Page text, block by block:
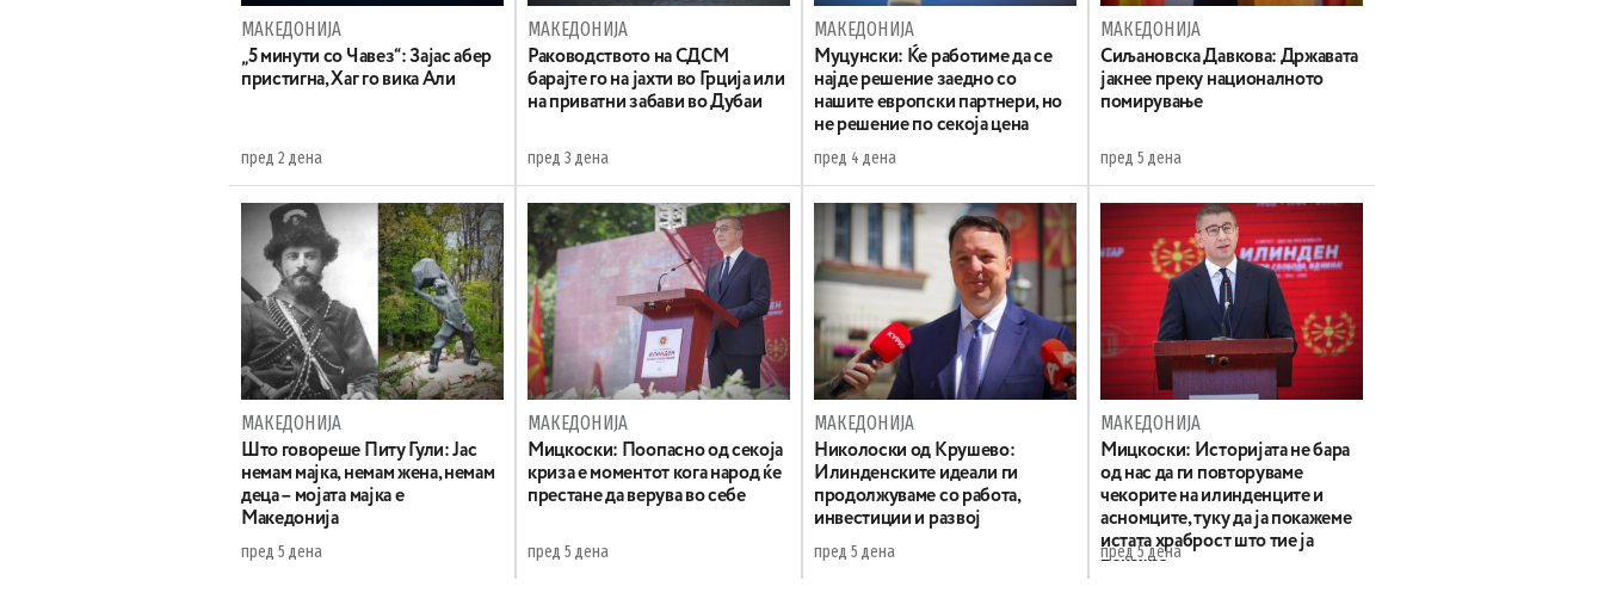
МАКЕДОНИЈА
„5 минути со Чавез“: Зајас абер
пристигна, Хаг го вика Али
пред 2 дена
МАКЕДОНИЈА
Раководството на СДСМ
барајте го на јахти во Грција или
на приватни забави во Дубаи
пред 3 дена
МАКЕДОНИЈА
Муцунски: Ќе работиме да се
најде решение заедно со
нашите европски партнери, но
не решение по секоја цена
пред 4 дена
МАКЕДОНИЈА
Сиљановска Давкова: Државата
јакнее преку националното
помирување
пред 5 дена
МАКЕДОНИЈА
Што говореше Питу Гули: Јас
немам мајка, немам жена, немам
деца – мојата мајка е
Македонија
пред 5 дена
МАКЕДОНИЈА
Мицкоски: Поопасно од секоја
криза е моментот кога народ ќе
престане да верува во себе
пред 5 дена
МАКЕДОНИЈА
Николоски од Крушево:
Илинденските идеали ги
продолжуваме со работа,
инвестиции и развој
пред 5 дена
МАКЕДОНИЈА
Мицкоски: Историјата не бара
од нас да ги повторуваме
чекорите на илинденците и
асномците, туку да ја покажеме
истата храброст што тие ја
покажаа
пред 5 дена